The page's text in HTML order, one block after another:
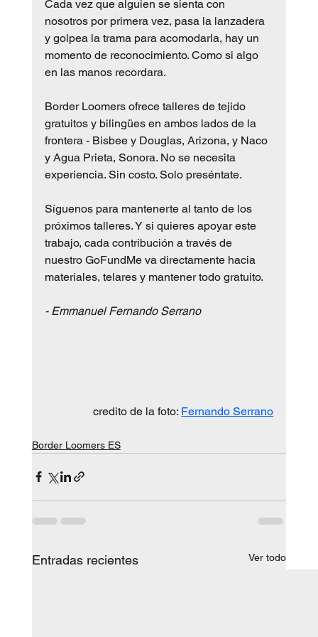
Cada vez que alguien se sienta con
nosotros por primera vez, pasa la lanzadera
y golpea la trama para acomodarla, hay un
momento de reconocimiento. Como si algo
en las manos recordara.
Border Loomers ofrece talleres de tejido
gratuitos y bilingües en ambos lados de la
frontera - Bisbee y Douglas, Arizona, y Naco
y Agua Prieta, Sonora. No se necesita
experiencia. Sin costo. Solo preséntate.
Síguenos para mantenerte al tanto de los
próximos talleres. Y si quieres apoyar este
trabajo, cada contribución a través de
nuestro GoFundMe va directamente hacia
materiales, telares y mantener todo gratuito.
- Emmanuel Fernando Serrano
credito de la foto: Fernando Serrano
Border Loomers ES
Entradas recientes Ver todo